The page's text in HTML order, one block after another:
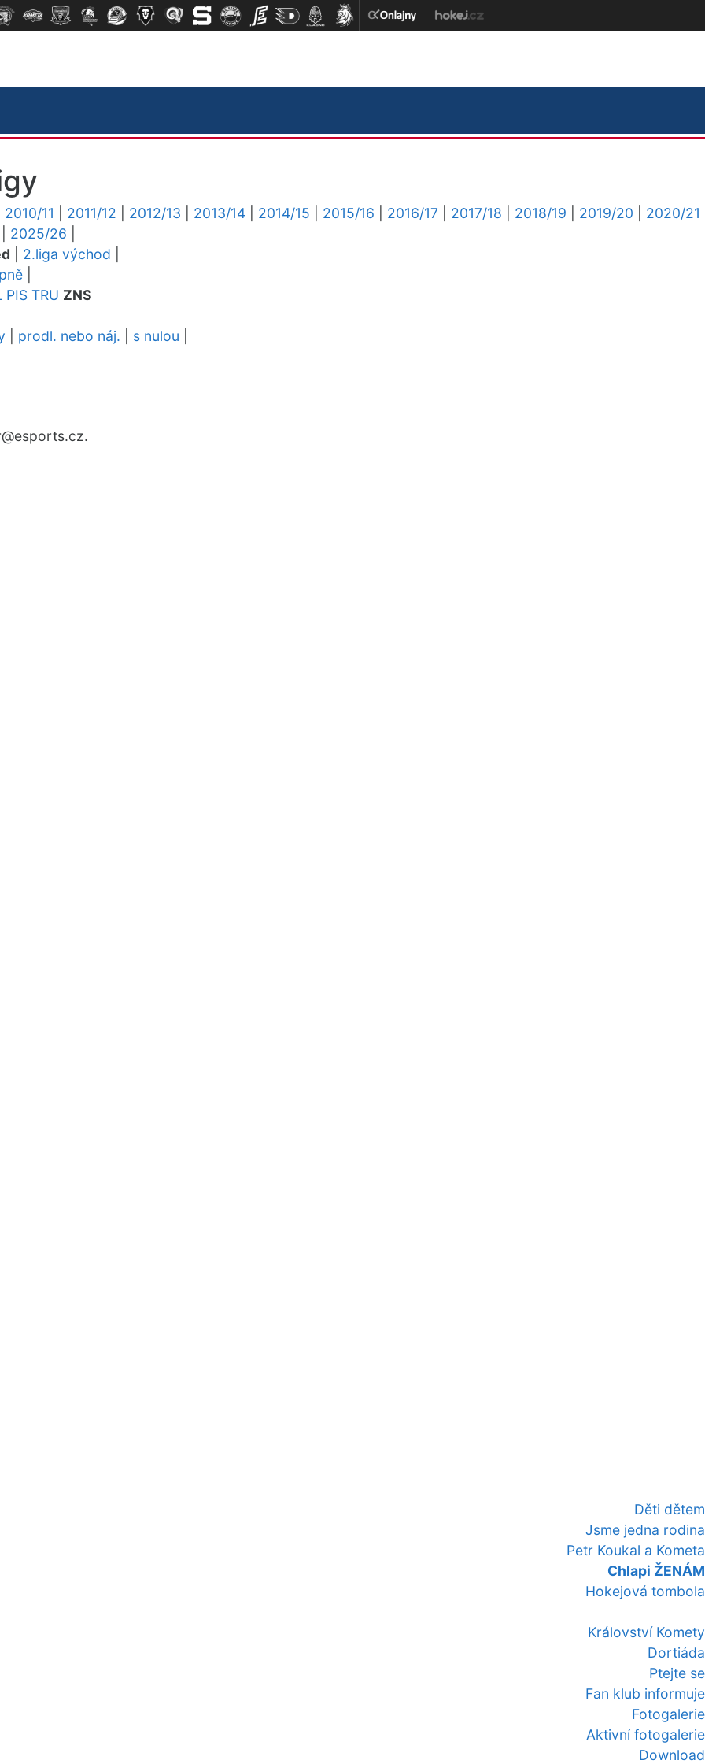
Děti dětem
Jsme jedna rodina
Petr Koukal a Kometa
Chlapi ŽENÁM
Hokejová tombola
Království Komety
Dortiáda
Ptejte se
Fan klub informuje
Fotogalerie
Aktivní fotogalerie
Download
2010/11 2011/12 2012/13 2013/14 2014/15 2015/16 2016/17 2017/18 2018/19 2019/20
2020/21
2025/26
2.liga východ
PIS TRU ZNS
prodl. nebo náj. s nulou
@esports.cz.